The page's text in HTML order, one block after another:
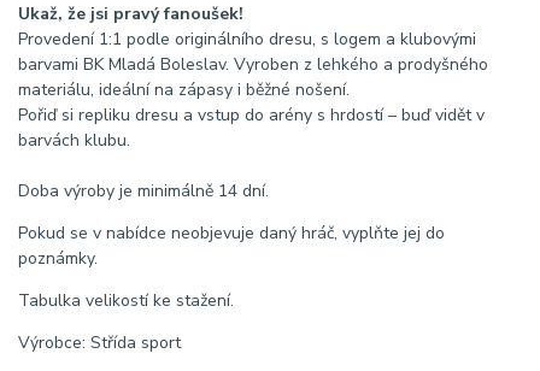
Ukaž, že jsi pravý fanoušek!
Provedení 1:1 podle originálního dresu, s logem a klubovými
barvami BK Mladá Boleslav. Vyroben z lehkého a prodyšného
materiálu, ideální na zápasy i běžné nošení.
Pořiď si repliku dresu a vstup do arény s hrdostí – buď vidět v
barvách klubu.
Doba výroby je minimálně 14 dní.
Pokud se v nabídce neobjevuje daný hráč, vyplňte jej do
poznámky.
Tabulka velikostí ke stažení.
Výrobce: Střída sport